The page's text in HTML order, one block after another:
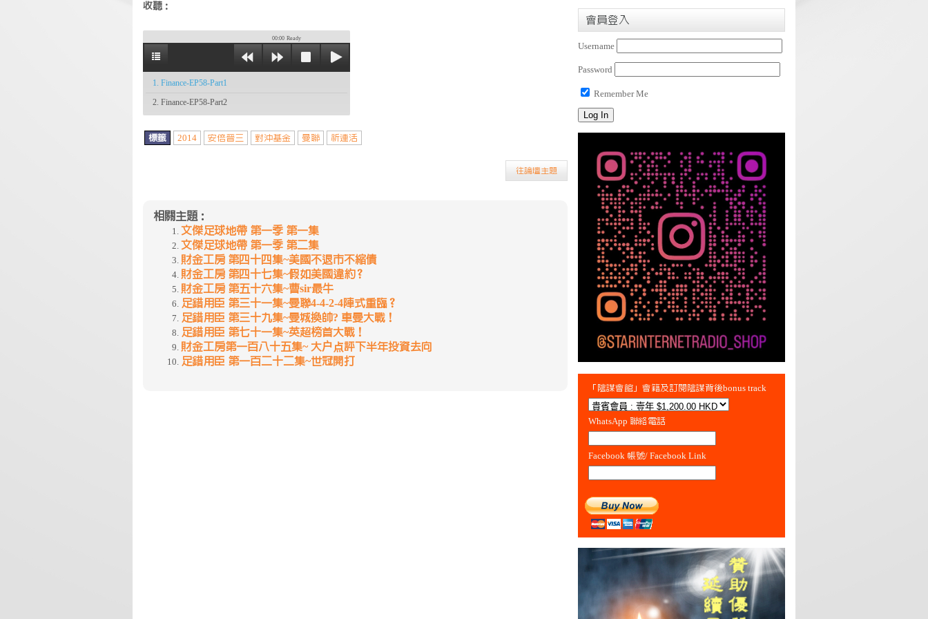
收聽：
00:00 Ready
1. Finance-EP58-Part1
2. Finance-EP58-Part2
標籤 2014 安倍晉三 對沖基金 曼聯 祈連活
往論壇主題
相關主題：
文傑足球地帶 第一季 第一集
文傑足球地帶 第一季 第二集
財金工房 第四十四集~美國不退市不縮債
財金工房 第四十七集~假如美國違約？
財金工房 第五十六集~曹sir最牛
足錯用臣 第三十一集~曼聯4-4-2-4陣式重臨？
足錯用臣 第三十九集~曼城換帥? 車曼大戰！
足錯用臣 第七十一集~英超榜首大戰！
財金工房第一百八十五集~ 大户点評下半年投資去向
足錯用臣 第一百二十二集~世冠開打
會員登入
Username
Password
Remember Me
「陰謀會館」會籍及訂閱陰謀背後bonus track
WhatsApp 聯絡電話
Facebook 帳號/ Facebook Link